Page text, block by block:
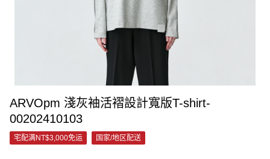
ARVOpm 淺灰袖活褶設計寬版T-shirt-
00202410103
宅配满NT$3,000免运 国家/地区配送